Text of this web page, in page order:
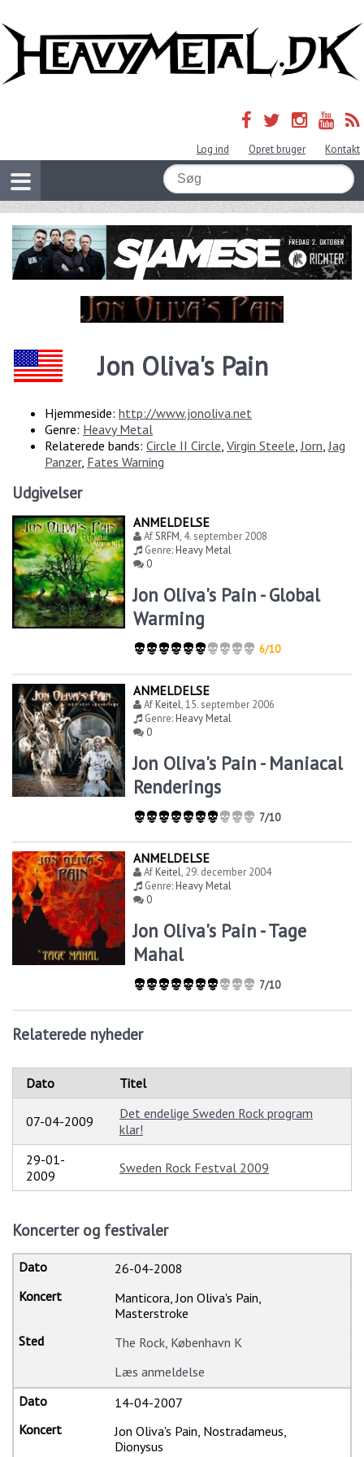
Log ind Opret bruger Kontakt
Jon Oliva's Pain
Hjemmeside: http://www.jonoliva.net
Genre: Heavy Metal
Relaterede bands: Circle II Circle Virgin Steele Jorn Jag
Panzer, Fates Warning
Udgivelser
ANMELDELSE
AfSRFM, 4. september 2008
Genre:Heavy Metal
0
Jon Oliva's Pain - Global
Warming
6/10
ANMELDELSE
AfKeitel,15. september 2006
Genre:Heavy Metal
0
Jon Oliva's Pain - Maniacal
Renderings
7/10
ANMELDELSE
AfKeitel, 29. december 2004
Genre:Heavy Metal
0
Jon Oliva's Pain - Tage
Mahal
7/10
Relaterede nyheder
Dato Titel
07-04-2009
Det endelige Sweden Rock program
klar!
29-01-
2009
Sweden Rock Festval 2009
Koncerter og festivaler
26-04-2008
Manticora, Jon Oliva's Pain,
Masterstroke
The Rock, København K
Læs anmeldelse
14-04-2007
Jon Oliva's Pain, Nostradameus,
Dionysus